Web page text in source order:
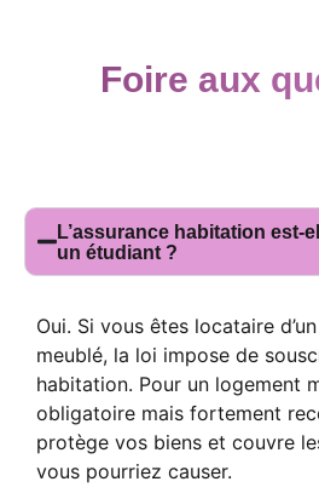
Foire aux
L’assurance habitation est-
un étudiant ?
Oui. Si vous êtes locataire
meublé, la loi impose de
habitation. Pour un logement
obligatoire mais fortement
protège vos biens et couvre
vous pourriez causer.